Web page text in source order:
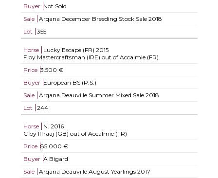
Buyer Not Sold
Sale
Arqana December Breeding Stock Sale 2018
Lot
355
Horse Lucky Escape (FR) 2015
F by Mastercraftsman (IRE) out of Accalmie (FR)
Price 3.500 €
Buyer European BS (P.S.)
Sale
Arqana Deauville Summer Mixed Sale 2018
Lot
244
Horse N. 2016
C by Iffraaj (GB) out of Accalmie (FR)
Price 85.000 €
Buyer A Bigard
Sale
Arqana Deauville August Yearlings 2017